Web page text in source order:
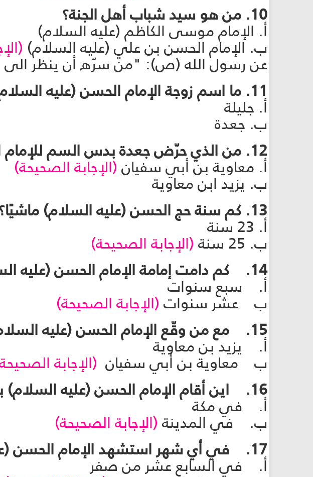
10. من هو سيد شباب أهل الجنة؟
أ. الإمام موسى الكاظم (عليه السلام)
ب. الإمام الحسن بن علي (عليه السلام)
عن رسول الله (ص): "من سرّه أن ينظر الى
11. ما اسم زوجة الإمام الحسن (عليه السلام) التي دسّت له السم؟
أ. جليلة
ب. جعدة
12. من الذي حرّض جعدة بدس السم للإمام الحسن (عليه السلام).
أ. معاوية بن أبي سفيان (الإجابة الصحيحة)
ب. يزيد ابن معاوية
13. كم سنة حج الحسن (عليه السلام) ماشيًا؟
أ. 23 سنة
ب. 25 سنة
(الإجابة الصحيحة)
14. كم دامت إمامة الإمام الحسن (عليه السلام)؟
أ. سبع سنوات
ب عشر سنوات (الإجابة الصحيحة)
15. مع من وقّع الإمام الحسن (عليه السلام) عقد الصلح
أ. يزيد بن معاوية
ب معاوية بن أبي سفيان (الإجابة
16. اين أقام الإمام الحسن (عليه السلام) بعد الصلح؟
أ. في مكة
ب. في المدينة (الإجابة الصحيحة)
17. في أي شهر استشهد الإمام الحسن (عليه السلام)؟
أ. في السابع عشر من صفر